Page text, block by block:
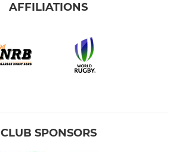
AFFILIATIONS
CLUB SPONSORS